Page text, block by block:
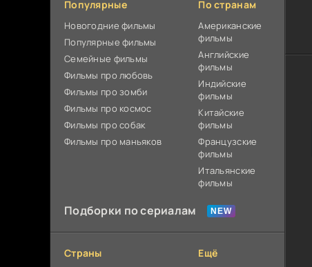
Популярные
Новогодние фильмы
Популярные фильмы
Cемейные фильмы
Фильмы про любовь
Фильмы про зомби
Фильмы про космос
Фильмы про собак
Фильмы про маньяков
По странам
Американские
фильмы
Английские
фильмы
Индийские
фильмы
Китайские
фильмы
Французские
фильмы
Итальянские
фильмы
Подборки по сериалам
Страны Ещё